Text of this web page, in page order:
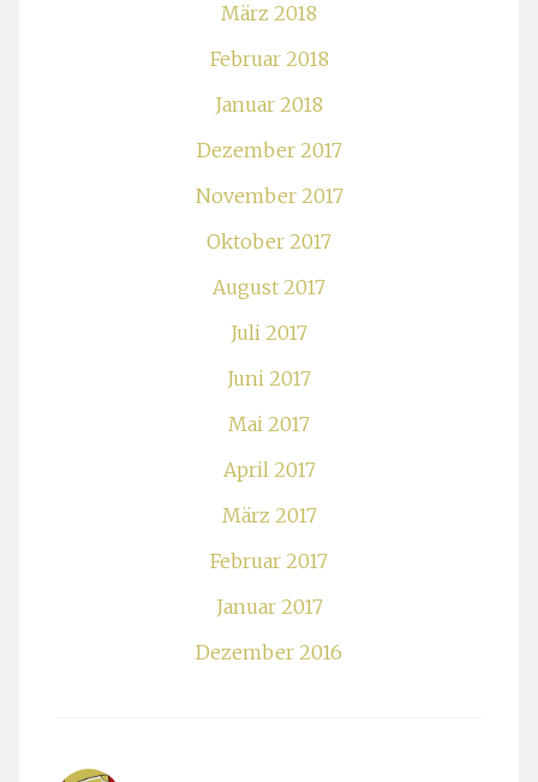
März 2018
Februar 2018
Januar 2018
Dezember 2017
November 2017
Oktober 2017
August 2017
Juli 2017
Juni 2017
Mai 2017
April 2017
März 2017
Februar 2017
Januar 2017
Dezember 2016